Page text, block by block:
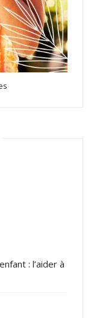
: l’aider à